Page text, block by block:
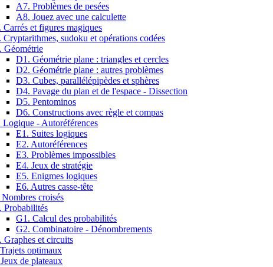
A7. Problèmes de pesées
A8. Jouez avec une calculette
Carrés et figures magiques
Cryptarithmes, sudoku et opérations codées
Géométrie
D1. Géométrie plane : triangles et cercles
D2. Géométrie plane : autres problèmes
D3. Cubes, parallélépipèdes et sphères
D4. Pavage du plan et de l'espace - Dissection
D5. Pentominos
D6. Constructions avec règle et compas
Logique - Autoréférences
E1. Suites logiques
E2. Autoréférences
E3. Problèmes impossibles
E4. Jeux de stratégie
E5. Enigmes logiques
E6. Autres casse-tête
Nombres croisés
Probabilités
G1. Calcul des probabilités
G2. Combinatoire - Dénombrements
Graphes et circuits
optimaux
de plateaux